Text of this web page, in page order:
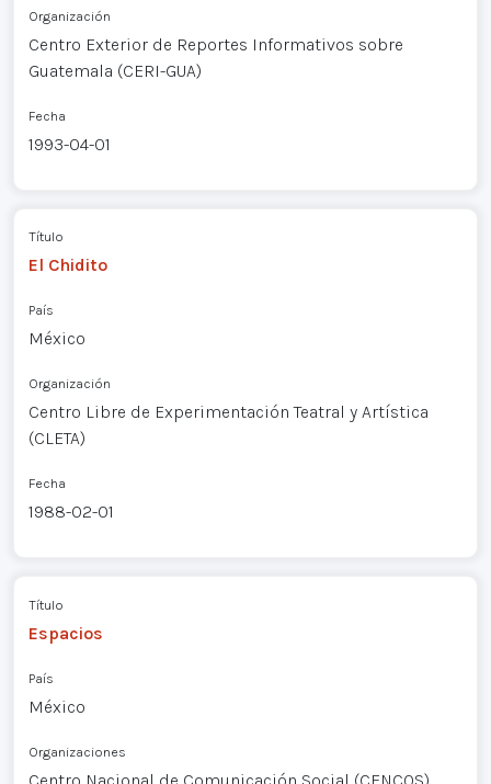
Organización
Centro Exterior de Reportes Informativos sobre
Guatemala (CERI-GUA)
Fecha
1993-04-01
Título
El Chidito
País
México
Organización
Centro Libre de Experimentación Teatral y Artística
(CLETA)
Fecha
1988-02-01
Título
Espacios
País
México
Organizaciones